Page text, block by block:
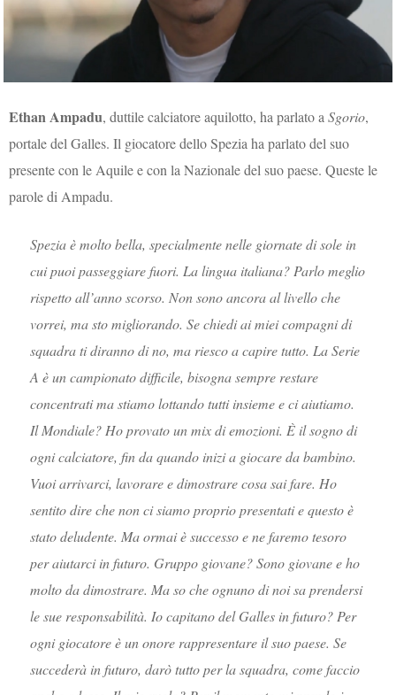
Ethan Ampadu, duttile calciatore aquilotto, ha parlato aSgorio,
portale del Galles. Il giocatore dello Spezia ha parlato del suo
presente con le Aquile e con la Nazionale del suo paese. Queste le
parole di Ampadu.
Spezia è molto bella, specialmente nelle giornate di sole in
cui puoi passeggiare fuori. La lingua italiana? Parlo meglio
rispetto all’anno scorso. Non sono ancora al livello che
vorrei, ma sto migliorando. Se chiedi ai miei compagni di
squadra ti diranno di no, ma riesco a capire tutto. La Serie
A è un campionato difficile, bisogna sempre restare
concentrati ma stiamo lottando tutti insieme e ci aiutiamo.
Il Mondiale? Ho provato un mix di emozioni. È il sogno di
ogni calciatore, fin da quando inizi a giocare da bambino.
Vuoi arrivarci, lavorare e dimostrare cosa sai fare. Ho
sentito dire che non ci siamo proprio presentati e questo è
stato deludente. Ma ormai è successo e ne faremo tesoro
per aiutarci in futuro. Gruppo giovane? Sono giovane e ho
molto da dimostrare. Ma so che ognuno di noi sa prendersi
le sue responsabilità. Io capitano del Galles in futuro? Per
ogni giocatore è un onore rappresentare il suo paese. Se
succederà in futuro, darò tutto per la squadra, come faccio